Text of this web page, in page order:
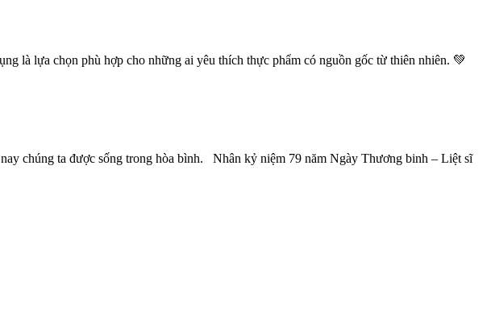
là lựa chọn phù hợp cho những ai yêu thích thực phẩm có nguồn gốc từ thiên nhiên. 💚
ta được sống trong hòa bình. Nhân kỷ niệm 79 năm Ngày Thương binh – Liệt sĩ